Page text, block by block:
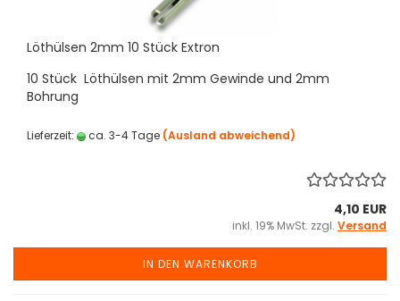
Löthülsen 2mm 10 Stück Extron
10 Stück Löthülsen mit 2mm Gewinde und 2mm
Bohrung
Lieferzeit: ca. 3-4 Tage (Ausland abweichend)
4,10 EUR
inkl. 19% MwSt. zzgl. Versand
IN DEN WARENKORB